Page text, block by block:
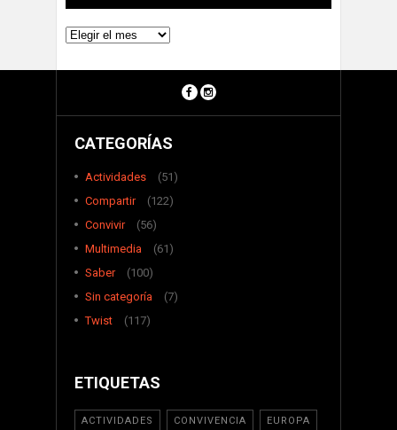
Archivos
CATEGORÍAS
Actividades
(51)
Compartir
(122)
Convivir
(56)
Multimedia
(61)
Saber
(100)
Sin categoría
(7)
Twist
(117)
ETIQUETAS
ACTIVIDADES CONVIVENCIA EUROPA